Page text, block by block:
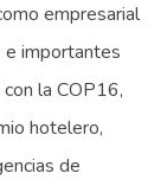
empresarial
e importantes
la COP16,
hotelero,
de